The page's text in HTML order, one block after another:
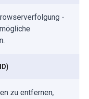
-
zu entfernen,